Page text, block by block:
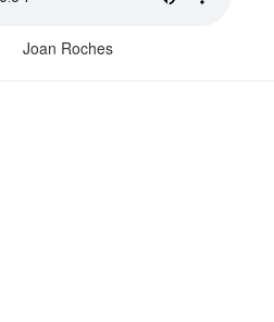
Joan Roches